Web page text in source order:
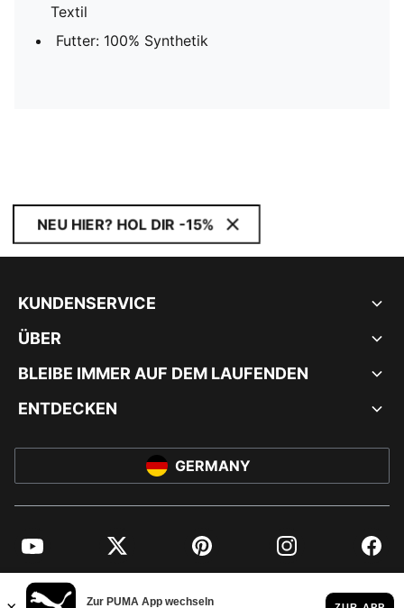
Textil
Futter: 100% Synthetik
NEU HIER? HOL DIR -15%
KUNDENSERVICE
ÜBER
BLEIBE IMMER AUF DEM LAUFENDEN
ENTDECKEN
GERMANY
YouTube Twitter Pinterest Instagram
© PUMA EUROPE GMBH, 2026. ALLE RECHTE VORBEHALTEN